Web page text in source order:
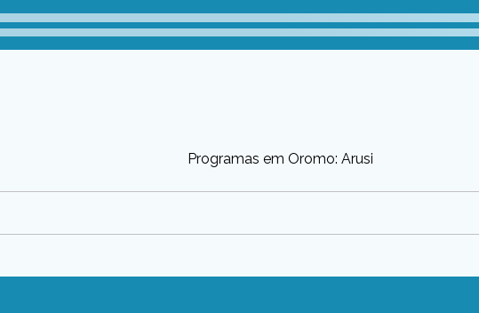
Programas em Oromo: Arusi